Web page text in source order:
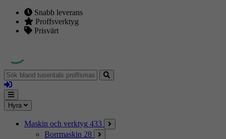
Snabb leverans
Proffsverktyg
Prisvärt
Sök
bland
tusentals
proffsmaskiner
Logga
in
Mina
sidor
Meny
Hyra
Maskin och verktyg 433
Borrmaskin 28